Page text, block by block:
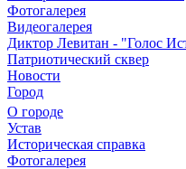
Фотогалерея
Видеогалерея
Диктор Левитан - "Голос
Патриотический сквер
Новости
Город
О городе
Устав
Историческая справка
Фотогалерея